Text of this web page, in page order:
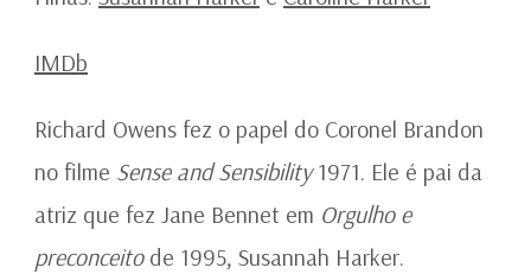
IMDb
Richard Owens fez o papel do Coronel Brandon
no filme Sense and Sensibility1971. Ele é pai da
atriz que fez Jane Bennet em Orgulho e
preconceitode 1995, Susannah Harker.